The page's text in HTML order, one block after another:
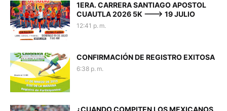
1ERA. CARRERA SANTIAGO APOSTOL
CUAUTLA 2026 5K ---> 19 JULIO
12:41 p. m.
CONFIRMACIÓN DE REGISTRO EXITOSA
6:38 p. m.